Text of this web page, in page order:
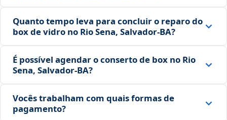
Quanto tempo leva para concluir o reparo do
box de vidro no Rio Sena, Salvador‑BA?
É possível agendar o conserto de box no Rio
Sena, Salvador‑BA?
Vocês trabalham com quais formas de
pagamento?